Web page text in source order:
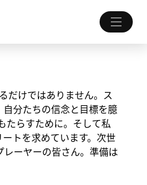
だけではありません。ス
分たちの信念と目標を臆
たらすために。そして私
トを求めています。次世
ーヤーの皆さん。準備は